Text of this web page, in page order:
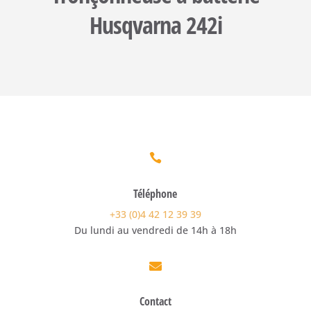
Husqvarna 242i

Téléphone
+33 (0)4 42 12 39 39
Du lundi au vendredi de 14h à 18h

Contact